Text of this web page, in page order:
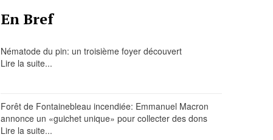
En Bref
Nématode du pin: un troisième foyer découvert
Lire la suite...
Forêt de Fontainebleau incendiée: Emmanuel Macron
annonce un «guichet unique» pour collecter des dons
Lire la suite...